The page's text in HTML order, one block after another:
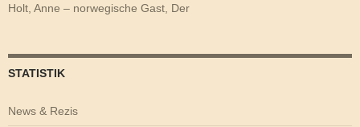
Holt, Anne – norwegische Gast, Der
STATISTIK
News & Rezis